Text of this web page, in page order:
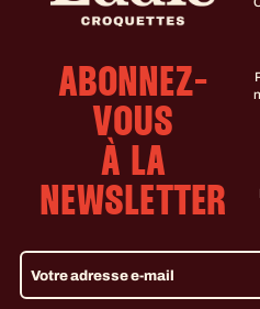
ABONNEZ-
VOUS
À LA
NEWSLETTER